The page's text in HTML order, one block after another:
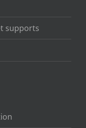
supports